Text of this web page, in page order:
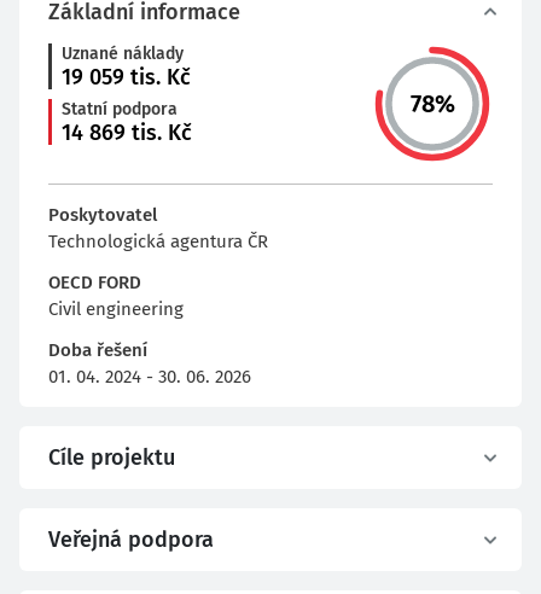
Základní informace
Uznané náklady
19 059 tis. Kč
Statní podpora
14 869 tis. Kč
78%
Poskytovatel
Technologická agentura ČR
OECD FORD
Civil engineering
Doba řešení
01. 04. 2024 - 30. 06. 2026
Cíle projektu
Veřejná podpora